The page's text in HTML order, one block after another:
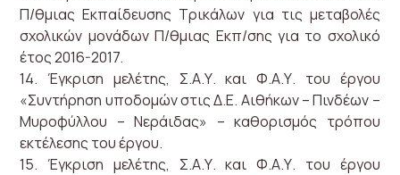
Π/θμιας Εκπαίδευσης Τρικάλων για τις μεταβολές
σχολικών μονάδων Π/θμιας Εκπ/σης για το σχολικό
έτος 2016-2017.
14. Έγκριση μελέτης, Σ.Α.Υ. και Φ.Α.Υ. του έργου
«Συντήρηση υποδομών στις Δ.Ε. Αιθήκων – Πινδέων –
Μυροφύλλου – Νεράιδας» – καθορισμός τρόπου
εκτέλεσης του έργου.
15. Έγκριση μελέτης, Σ.Α.Υ. και Φ.Α.Υ. του έργου